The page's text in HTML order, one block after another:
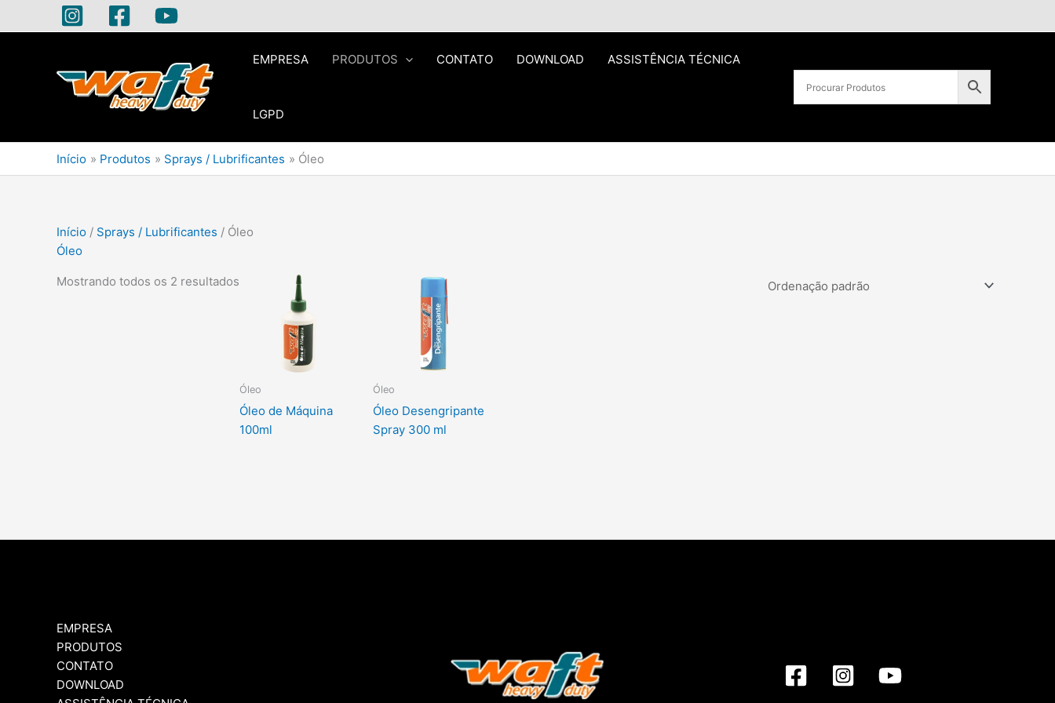
EMPRESA PRODUTOS CONTATO DOWNLOAD ASSISTÊNCIA TÉCNICA
LGPD
Início Produtos Sprays / Lubrificantes Óleo
Início / Sprays / Lubrificantes / Óleo
Óleo
Mostrando todos os 2 resultados
Óleo
Óleo de Máquina
100ml
Óleo
Óleo Desengripante
Spray 300 ml
EMPRESA
PRODUTOS
CONTATO
DOWNLOAD